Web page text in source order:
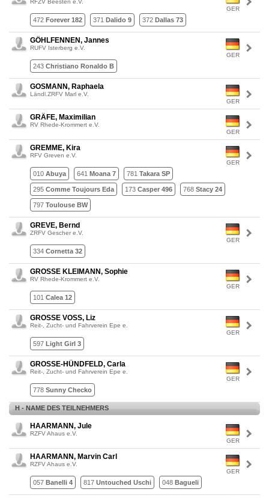
GER
RFZV Beesten e.V.
472 Forever 182 371 Dalido 9 372 Dallas 73
GER
GÖHLFENNEN, Jannes
RUFV Isterberg e.V.
243 Christiano Ronaldo B
GER
GOSMANN, Raphaela
Ländl.ZRFV Marl e.V.
GER
GRÄFE, Maximilian
RV Rhede-Krommert e.V.
GER
GREMME, Kira
RFV Greven e.V.
010 Abuya 641 Moana 7 781 Takara SP
295 Comme Toujours Eda 173 Casper 496 768 Stacy 24
797 Toulouse BW
GER
GREVE, Bernd
ZRFV Gescher e.V.
334 Cornetta 32
GER
GROSSE KLEIMANN, Sophie
RV Rhede-Krommert e.V.
101 Calea 12
GER
GROSSE VOSS, Liz
Reit-, Zucht- und Fahrverein Epe e.
597 Light Girl 3
GER
GROSSE-HÜNDFELD, Carla
Reit-, Zucht- und Fahrverein Epe e.
778 Sunny Checko
H - NAME DES TEILNEHMERS
GER
HAARMANN, Jule
RZFV Ahaus e.V.
GER
HAARMANN, Marvin Carl
RZFV Ahaus e.V.
057 Banelli 4 817 Untouched Uschi 048 Bagueli